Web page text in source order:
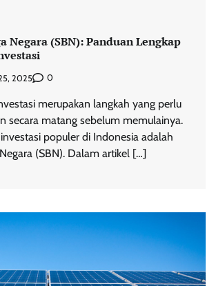
Negara (SBN): Panduan Lengkap
2025 0
merupakan langkah yang perlu
secara matang sebelum memulainya.
populer di Indonesia adalah
(SBN). Dalam artikel […]